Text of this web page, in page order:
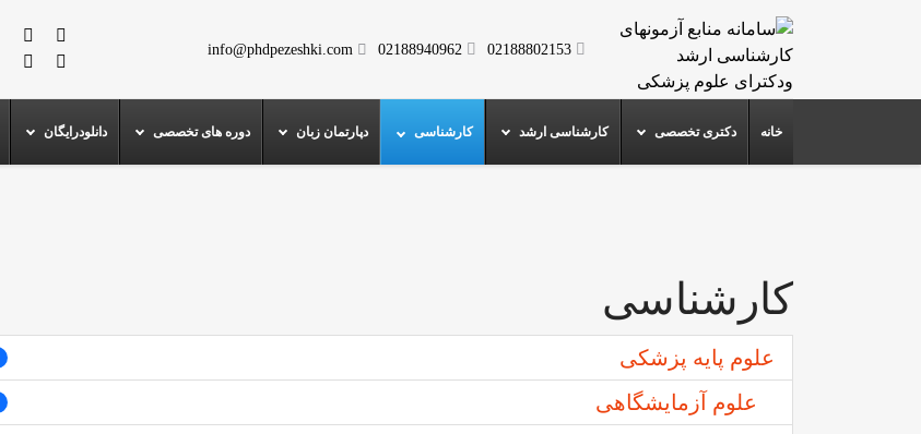
02188802153
02188940962
info@phdpezeshki.com
خانه دکتری تخصصی کارشناسی ارشد کارشناسی دپارتمان زبان دوره های تخصصی دانلودرایگان
کارشناسی
علوم پایه پزشکی
علوم آزمايشگاهی